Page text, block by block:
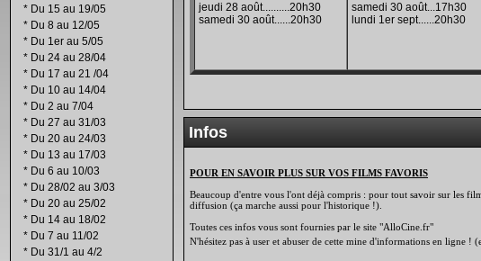
* Du 15 au 19/05
* Du 8 au 12/05
* Du 1er au 5/05
* Du 24 au 28/04
* Du 17 au 21 /04
* Du 10 au 14/04
* Du 2 au 7/04
* Du 27 au 31/03
* Du 20 au 24/03
* Du 13 au 17/03
* Du 6 au 10/03
* Du 28/02 au 3/03
* Du 20 au 25/02
* Du 14 au 18/02
* Du 7 au 11/02
* Du 31/1 au 4/2
jeudi 28 août..........20h30
samedi 30 août......20h30
samedi 30 août...17h30
lundi 1er sept......20h30
Infos
POUR EN SAVOIR PLUS SUR VOS FILMS FAVORIS
Beaucoup d'entre vous l'ont déjà compris : pour tout savoir sur les
diffusion (ça marche aussi pour l'historique !).
Toutes ces infos vous sont fournies par le site "AlloCine.fr"
N'hésitez pas à user et abuser de cette mine d'informations en ligne !